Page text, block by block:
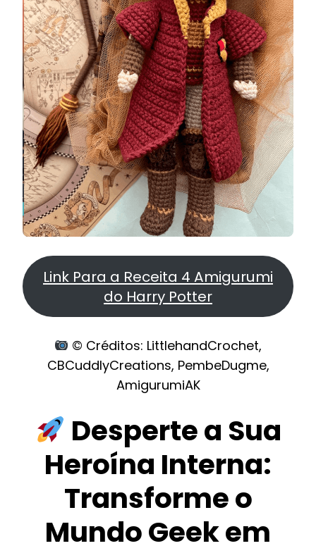
Link Para a Receita 4 Amigurumi
do Harry Potter
© Créditos: LittlehandCrochet,
CBCuddlyCreations, PembeDugme,
AmigurumiAK
Desperte a Sua
Heroína Interna:
Transforme o
Mundo Geek em